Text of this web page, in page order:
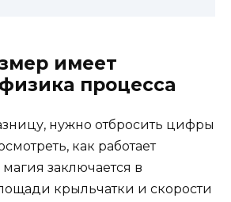
имеет
процесса
нужно отбросить цифры
как работает
заключается в
крыльчатки и скорости